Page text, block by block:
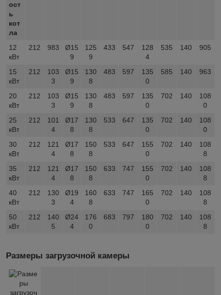
ост
ь
кот
ла
12
кВт
212 983
Ø15
9
125
9
433 547
128
4
535 140 905
15
кВт
212
103
3
Ø15
9
130
8
483 597
135
0
585 140 963
20
кВт
212
103
3
Ø15
9
130
8
483 597
135
0
702 140
108
0
25
кВт
212
101
4
Ø17
8
130
8
533 647
135
0
702 140
108
0
30
кВт
212
121
4
Ø17
8
150
8
533 647
155
0
702 140
108
8
35
кВт
212
121
4
Ø17
8
150
8
633 747
155
0
702 140
108
8
40
кВт
212
130
3
Ø19
4
160
8
633 747
165
0
702 140
108
8
50
кВт
212
140
5
Ø24
4
176
0
683 797
180
0
702 140
108
8
Размеры загрузочной камеры